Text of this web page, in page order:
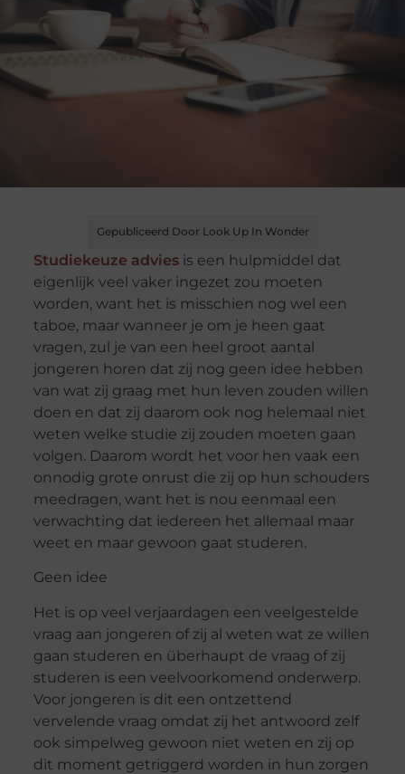
Gepubliceerd Door Look Up In Wonder
Studiekeuze adviesis een hulpmiddel dat
eigenlijk veel vaker ingezet zou moeten
worden, want het is misschien nog wel een
taboe, maar wanneer je om je heen gaat
vragen, zul je van een heel groot aantal
jongeren horen dat zij nog geen idee hebben
van wat zij graag met hun leven zouden willen
doen en dat zij daarom ook nog helemaal niet
weten welke studie zij zouden moeten gaan
volgen. Daarom wordt het voor hen vaak een
onnodig grote onrust die zij op hun schouders
meedragen, want het is nou eenmaal een
verwachting dat iedereen het allemaal maar
weet en maar gewoon gaat studeren.
Geen idee
Het is op veel verjaardagen een veelgestelde
vraag aan jongeren of zij al weten wat ze willen
gaan studeren en überhaupt de vraag of zij
studeren is een veelvoorkomend onderwerp.
Voor jongeren is dit een ontzettend
vervelende vraag omdat zij het antwoord zelf
ook simpelweg gewoon niet weten en zij op
dit moment getriggerd worden in hun zorgen